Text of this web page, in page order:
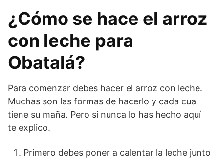
¿Cómo se hace el arroz
con leche para
Obatalá?
Para comenzar debes hacer el arroz con leche.
Muchas son las formas de hacerlo y cada cual
tiene su maña. Pero si nunca lo has hecho aquí
te explico.
Primero debes poner a calentar la leche junto